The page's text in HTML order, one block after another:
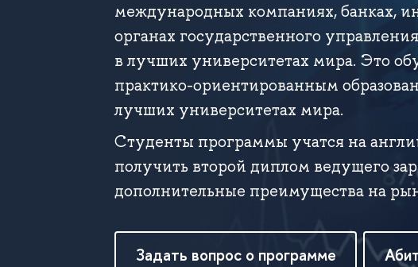
международных компаниях, банках,
органах государственного
в лучших университетах мира. Это
практико-ориентированным
лучших университетах мира.
Студенты программы учатся на
получить второй диплом ведущего
дополнительные преимущества на
Задать вопрос о программе